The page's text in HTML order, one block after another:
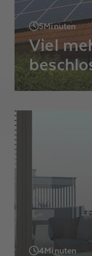
5Minuten
Viel
Wichtiger
4Minuten